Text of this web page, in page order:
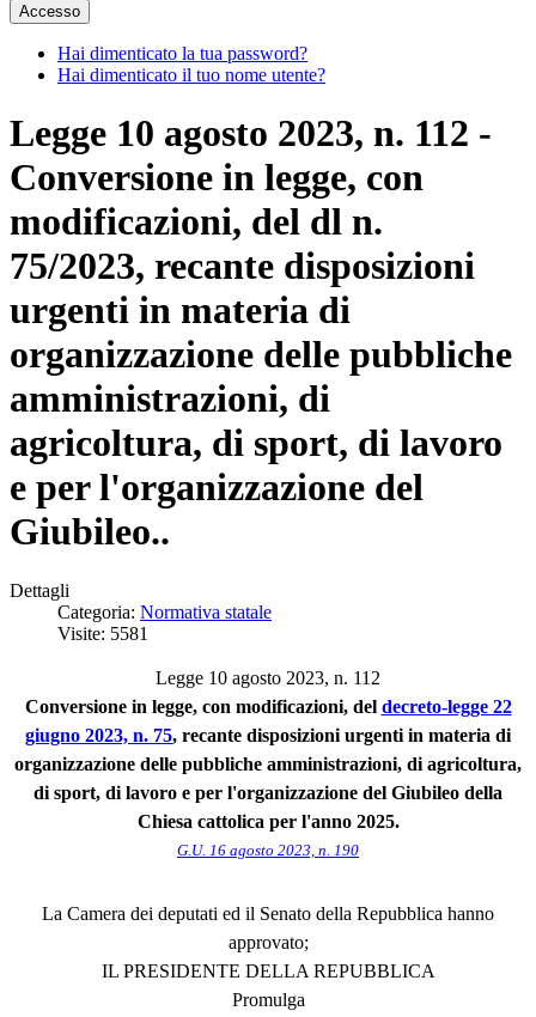
Accesso
Hai dimenticato la tua password?
Hai dimenticato il tuo nome utente?
Legge 10 agosto 2023, n. 112 -
Conversione in legge, con
modificazioni, del dl n.
75/2023, recante disposizioni
urgenti in materia di
organizzazione delle pubbliche
amministrazioni, di
agricoltura, di sport, di lavoro
e per l'organizzazione del
Giubileo..
Dettagli
Categoria: Normativa statale
Visite: 5581
Legge 10 agosto 2023, n. 112
Conversione in legge, con modificazioni, del decreto-legge 22
giugno 2023, n. 75, recante disposizioni urgenti in materia di
organizzazione delle pubbliche amministrazioni, di agricoltura,
di sport, di lavoro e per l'organizzazione del Giubileo della
Chiesa cattolica per l'anno 2025.
G.U. 16 agosto 2023, n. 190
La Camera dei deputati ed il Senato della Repubblica hanno
approvato;
IL PRESIDENTE DELLA REPUBBLICA
Promulga